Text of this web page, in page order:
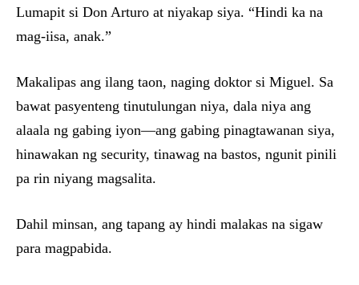
Lumapit si Don Arturo at niyakap siya. “Hindi ka na
mag-iisa, anak.”
Makalipas ang ilang taon, naging doktor si Miguel. Sa
bawat pasyenteng tinutulungan niya, dala niya ang
alaala ng gabing iyon—ang gabing pinagtawanan siya,
hinawakan ng security, tinawag na bastos, ngunit pinili
pa rin niyang magsalita.
Dahil minsan, ang tapang ay hindi malakas na sigaw
para magpabida.